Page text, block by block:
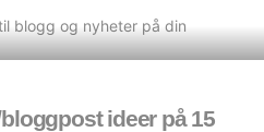
ideer på 15